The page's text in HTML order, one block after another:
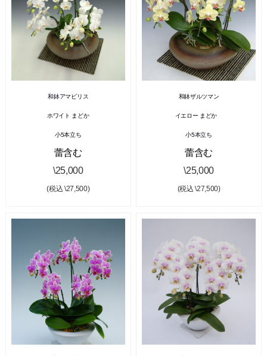
和鉢アマビリス
ホワイト まどか
小5本立ち
蕾含む
\25,000
(税込 \27,500)
和鉢ザルツマン
イエロー まどか
小5本立ち
蕾含む
\25,000
(税込 \27,500)